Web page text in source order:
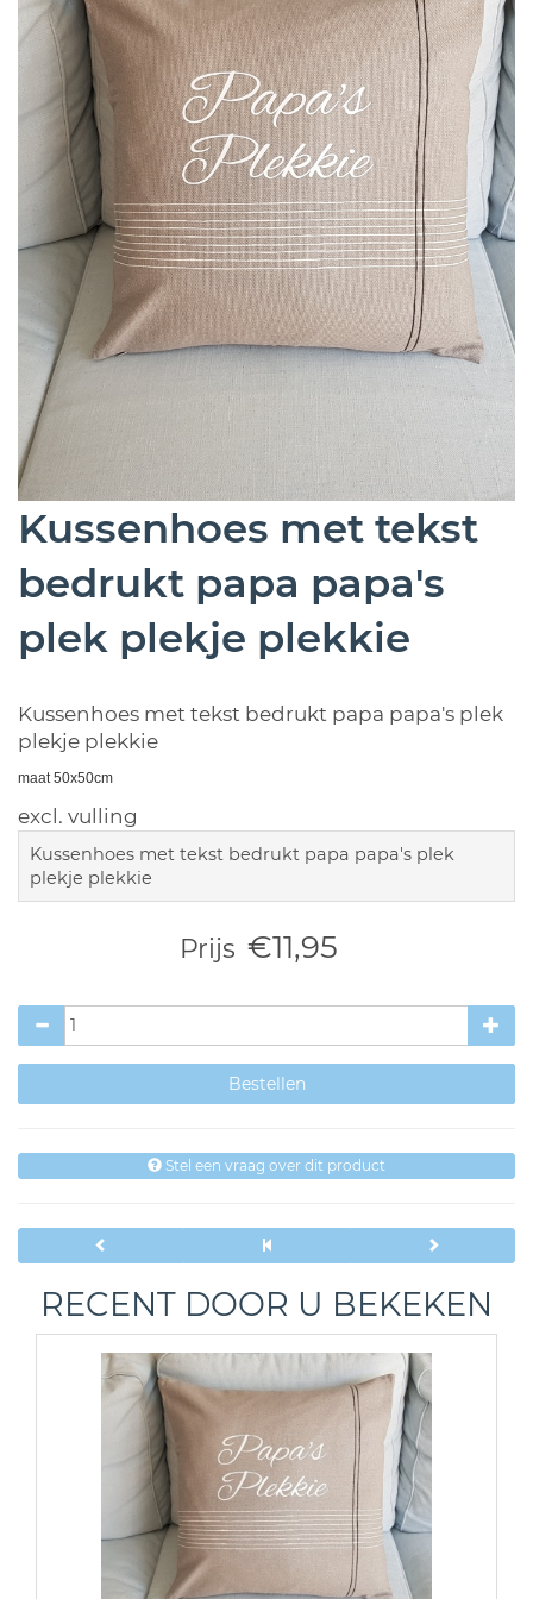
Kussenhoes met tekst
bedrukt papa papa's
plek plekje plekkie
Kussenhoes met tekst bedrukt papa papa's plek
plekje plekkie
maat 50x50cm
excl. vulling
Kussenhoes met tekst bedrukt papa papa's plek
plekje plekkie
Prijs €11,95
Stel een vraag over dit product
RECENT DOOR U BEKEKEN